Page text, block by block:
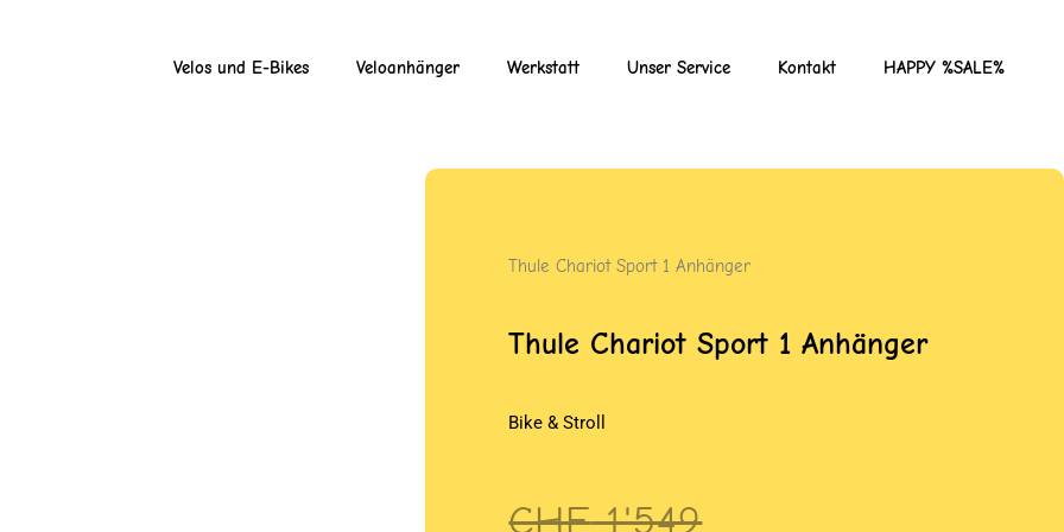
Velos und E-Bikes Veloanhänger Werkstatt Unser Service Kontakt HAPPY %SALE%
Thule Chariot Sport 1 Anhänger
Thule Chariot Sport 1 Anhänger
Bike & Stroll
CHF1'549
Ursprünglicher
Aktueller